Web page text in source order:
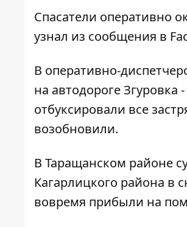
Спасатели оперативно
узнал из сообщения в
В оперативно-
на автодороге
отбуксировали все
возобновили.
В Таращанском районе
Кагарлицкого района в
вовремя прибыли на